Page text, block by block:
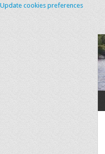
Update cookies preferences